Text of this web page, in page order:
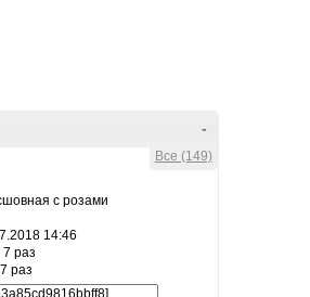
-
Все (149)
с розами
14:46
7 раз
раз